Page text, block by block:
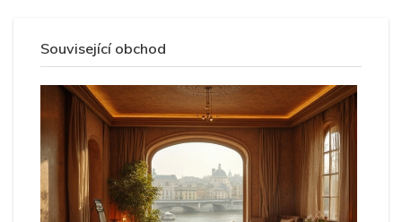
Související obchod